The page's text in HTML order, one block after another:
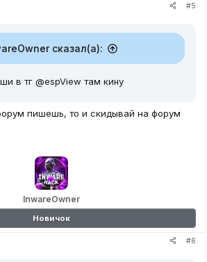
#5
сказал(а):
в тг @espView там кину
пишешь, то и скидывай на форум
InwareOwner
Новичок
#6